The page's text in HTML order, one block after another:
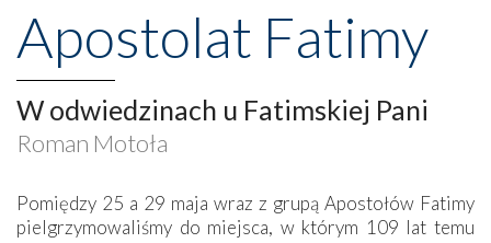
Apostolat Fatimy
W odwiedzinach u Fatimskiej Pani
Roman Motoła
Pomiędzy 25 a 29 maja wraz z grupą Apostołów Fatimy
pielgrzymowaliśmy do miejsca, w którym 109 lat temu